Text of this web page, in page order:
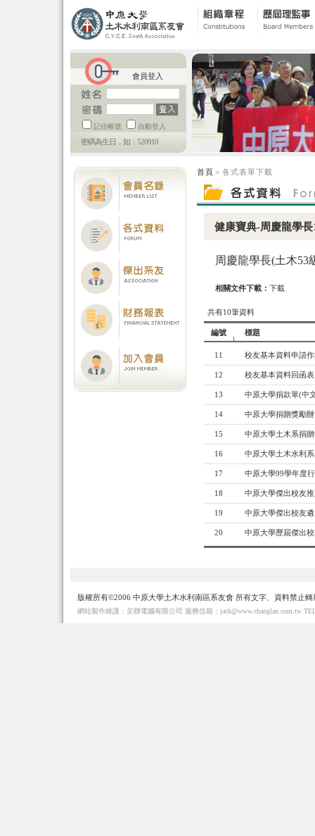
會員登入
記住帳號 自動登入
密碼為生日，如：520910
首頁 ＞各式表單下載
健康寶典-周慶龍學長
周慶龍學長(土木53
相關文件下載： 下載
共有10筆資料
編號 標題
11 校友基本資料申請
12 校友基本資料回函表
13 中原大學捐款單(中
14 中原大學捐贈獎勵
15 中原大學土木系捐
16 中原大學土木水利
17 中原大學99學年度
18 中原大學傑出校友
19 中原大學傑出校友
20 中原大學歷屆傑出
版權所有©2006 中原大學土木水利南區系友會 所有文字、資料禁止轉
網站製作維護：呈聯電腦有限公司 服務信箱：jack@www.changlan.com.tw